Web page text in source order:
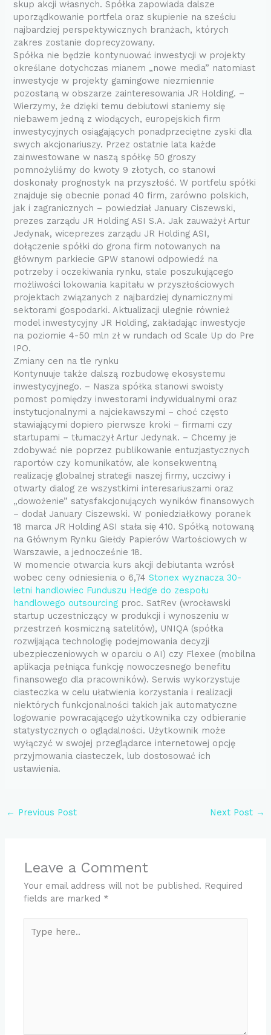
skup akcji własnych. Spółka zapowiada dalsze
uporządkowanie portfela oraz skupienie na sześciu
najbardziej perspektywicznych branżach, których
zakres zostanie doprecyzowany.
Spółka nie będzie kontynuować inwestycji w projekty
określane dotychczas mianem „nowe media” natomiast
inwestycje w projekty gamingowe niezmiennie
pozostaną w obszarze zainteresowania JR Holding. –
Wierzymy, że dzięki temu debiutowi staniemy się
niebawem jedną z wiodących, europejskich firm
inwestycyjnych osiągających ponadprzeciętne zyski dla
swych akcjonariuszy. Przez ostatnie lata każde
zainwestowane w naszą spółkę 50 groszy
pomnożyliśmy do kwoty 9 złotych, co stanowi
doskonały prognostyk na przyszłość. W portfelu spółki
znajduje się obecnie ponad 40 firm, zarówno polskich,
jak i zagranicznych – powiedział January Ciszewski,
prezes zarządu JR Holding ASI S.A. Jak zauważył Artur
Jedynak, wiceprezes zarządu JR Holding ASI,
dołączenie spółki do grona firm notowanych na
głównym parkiecie GPW stanowi odpowiedź na
potrzeby i oczekiwania rynku, stale poszukującego
możliwości lokowania kapitału w przyszłościowych
projektach związanych z najbardziej dynamicznymi
sektorami gospodarki. Aktualizacji ulegnie również
model inwestycyjny JR Holding, zakładając inwestycje
na poziomie 4-50 mln zł w rundach od Scale Up do Pre
IPO.
Zmiany cen na tle rynku
Kontynuuje także dalszą rozbudowę ekosystemu
inwestycyjnego. – Nasza spółka stanowi swoisty
pomost pomiędzy inwestorami indywidualnymi oraz
instytucjonalnymi a najciekawszymi – choć często
stawiającymi dopiero pierwsze kroki – firmami czy
startupami – tłumaczył Artur Jedynak. – Chcemy je
zdobywać nie poprzez publikowanie entuzjastycznych
raportów czy komunikatów, ale konsekwentną
realizację globalnej strategii naszej firmy, uczciwy i
otwarty dialog ze wszystkimi interesariuszami oraz
„dowożenie” satysfakcjonujących wyników finansowych
– dodał January Ciszewski. W poniedziałkowy poranek
18 marca JR Holding ASI stała się 410. Spółką notowaną
na Głównym Rynku Giełdy Papierów Wartościowych w
Warszawie, a jednocześnie 18.
W momencie otwarcia kurs akcji debiutanta wzrósł
wobec ceny odniesienia o 6,74Stonex wyznacza 30-
letni handlowiec Funduszu Hedge do zespołu
handlowego outsourcing proc. SatRev (wrocławski
startup uczestniczący w produkcji i wynoszeniu w
przestrzeń kosmiczną satelitów), UNIQA (spółka
rozwijająca technologię podejmowania decyzji
ubezpieczeniowych w oparciu o AI) czy Flexee (mobilna
aplikacja pełniąca funkcję nowoczesnego benefitu
finansowego dla pracowników). Serwis wykorzystuje
ciasteczka w celu ułatwienia korzystania i realizacji
niektórych funkcjonalności takich jak automatyczne
logowanie powracającego użytkownika czy odbieranie
statystycznych o oglądalności. Użytkownik może
wyłączyć w swojej przeglądarce internetowej opcję
przyjmowania ciasteczek, lub dostosować ich
ustawienia.
← Previous Post Next Post →
Leave a Comment
Your email address will not be published. Required
fields are marked *
here..